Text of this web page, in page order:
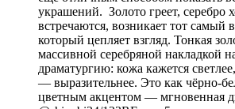
украшений. Золото греет, серебро
встречаются, возникает тот самый
который цепляет взгляд. Тонкая
массивной серебряной накладкой
драматургию: кожа кажется
— выразительнее. Это как чёрно-
цветным акцентом — мгновенная